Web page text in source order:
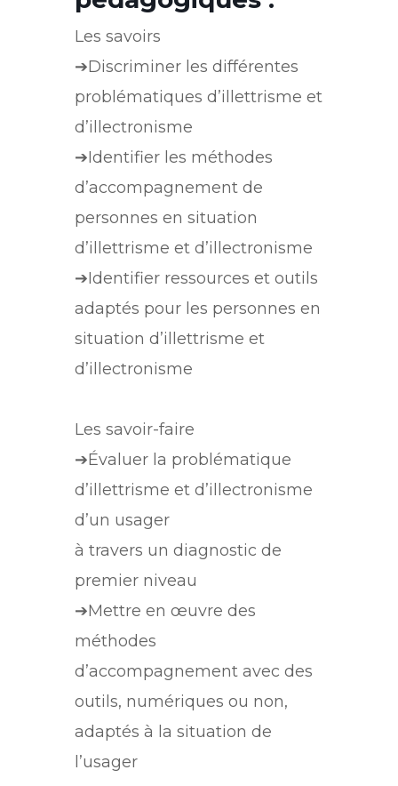
Les savoirs
➔Discriminer les différentes
problématiques d’illettrisme et
d’illectronisme
➔Identifier les méthodes
d’accompagnement de
personnes en situation
d’illettrisme et d’illectronisme
➔Identifier ressources et outils
adaptés pour les personnes en
situation d’illettrisme et
d’illectronisme
Les savoir-faire
➔Évaluer la problématique
d’illettrisme et d’illectronisme
d’un usager
à travers un diagnostic de
premier niveau
➔Mettre en œuvre des
méthodes
d’accompagnement avec des
outils, numériques ou non,
adaptés à la situation de
l’usager